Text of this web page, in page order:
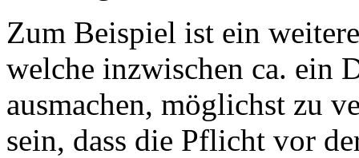
Zum Beispiel ist ein
welche inzwischen ca. ein
ausmachen, möglichst zu
sein, dass die Pflicht vor